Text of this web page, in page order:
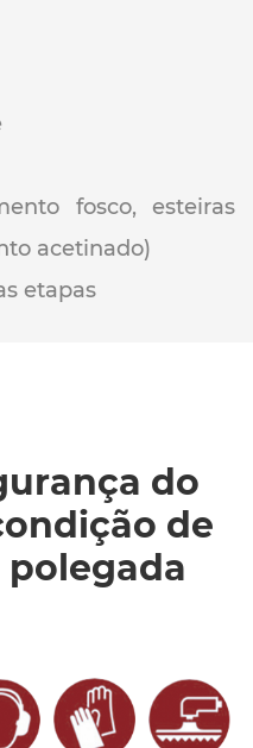
fosco, esteiras
acetinado)
etapas
do
de
polegada